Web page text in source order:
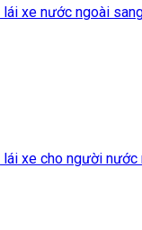
xe nước ngoài
xe cho người nước